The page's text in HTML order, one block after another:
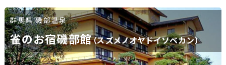
ピンク
【一人宴会！】ピンクコンパニオンパック120
分
49,000円～
ピンク
【一人宴会！ロング！】ピンクコンパニオンパ
ック180分
62,000円～
群馬県 磯部温泉
雀のお宿磯部館（スズメノオヤドイソベカン）